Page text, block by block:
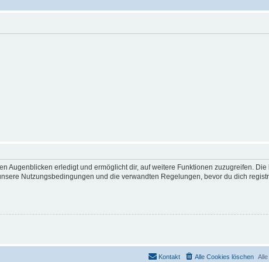
Augenblicken erledigt und ermöglicht dir, auf weitere Funktionen zuzugreifen. Die
Nutzungsbedingungen und die verwandten Regelungen, bevor du dich
Alle Cookies löschen
Kontakt